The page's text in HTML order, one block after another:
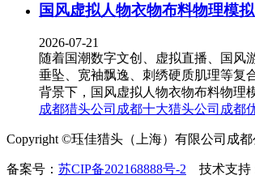
国风虚拟人物衣物布料物理模
2026-07-21
随着国潮数字文创、虚拟直播、国风
垂坠、宽袖飘逸、刺绣硬质肌理等复
背景下，国风虚拟人物衣物布料物理
成都猎头公司 成都十大猎头公司 成都
Copyright ©珏佳猎头（上海）有限公司成
备案号： 苏CIP备202168888号-2 技术支持